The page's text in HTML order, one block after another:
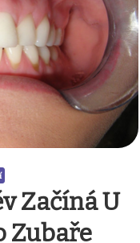
Začíná U
Zubaře